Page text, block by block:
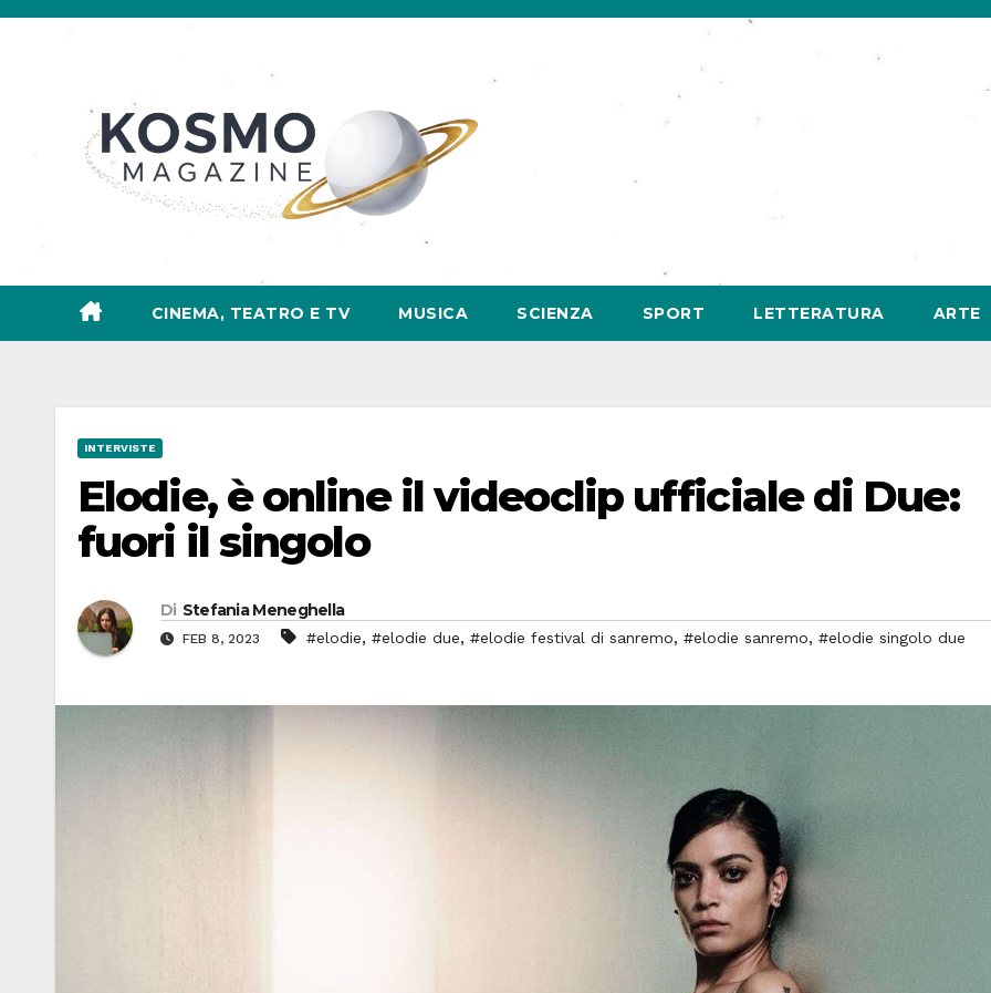
Salta
CINEMA, TEATRO E TV MUSICA SCIENZA SPORT LETTERATURA ARTE
INTERVISTE
Elodie, è online il videoclip ufficiale di Due:
fuori il singolo
Di Stefania Meneghella
FEB 8, 2023 #elodie, #elodie due, #elodie festival di sanremo, #elodie sanremo, #elodie singolo due